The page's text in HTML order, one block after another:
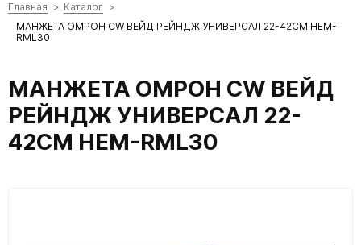
Главная
Каталог
МАНЖЕТА ОМРОН CW ВЕЙД РЕЙНДЖ УНИВЕРСАЛ 22-42СМ HEM-
RML30
МАНЖЕТА ОМРОН CW ВЕЙД
РЕЙНДЖ УНИВЕРСАЛ 22-
42СМ HEM-RML30